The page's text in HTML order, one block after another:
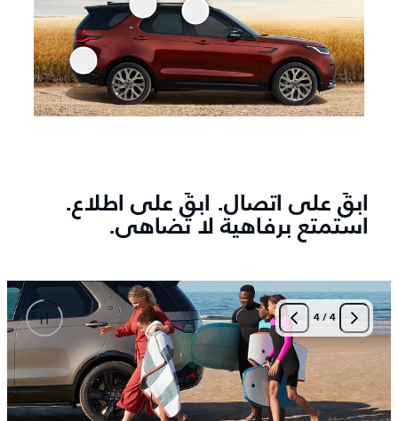
ابقَ على اتصال. ابقَ على اطلاع.
استمتع برفاهية لا تضاهى.
4
/
4